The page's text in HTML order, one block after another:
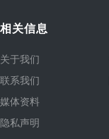
相关信息
关于我们
联系我们
媒体资料
隐私声明